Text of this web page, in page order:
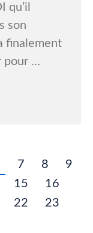
qu’il
son
finalement
pour …
7 8
9
15
16
22
23